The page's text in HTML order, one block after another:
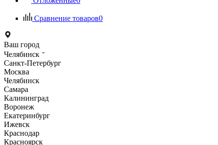
Сравнение товаров0
Ваш город
Челябинск
Санкт-Петербург
Москва
Челябинск
Самара
Калининград
Воронеж
Екатеринбург
Ижевск
Краснодар
Красноярск